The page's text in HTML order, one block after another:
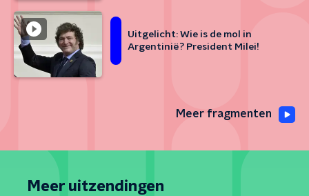
Uitgelicht: Wie is de mol in
Argentinië? President Milei!
Meer fragmenten
Meer uitzendingen